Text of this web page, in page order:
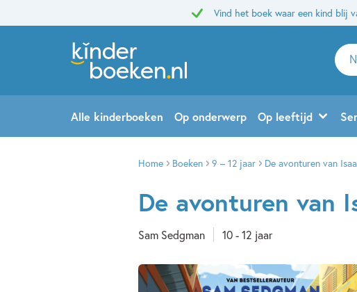
Vind het boek waar een kind blij
naar
en
Alle kinderboeken Op onderwerp Op leeftijd
Home Boeken 9 – 12 jaar De avonturen van
De avonturen van
Sam Sedgman 10 - 12 jaar